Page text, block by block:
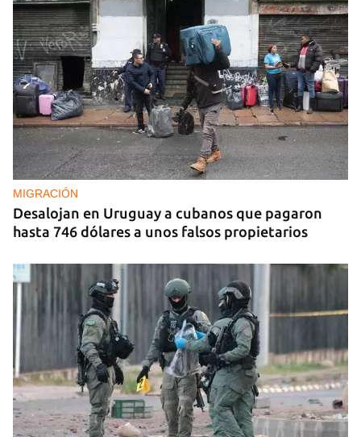
REPRESIÓN
La Seguridad del Estado realiza operativos en el
aniversario del Maleconazo
MIGRACIÓN
Desalojan en Uruguay a cubanos que pagaron
hasta 746 dólares a unos falsos propietarios